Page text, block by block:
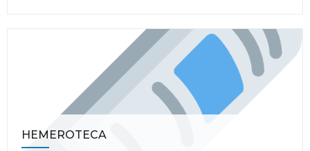
HEMEROTECA